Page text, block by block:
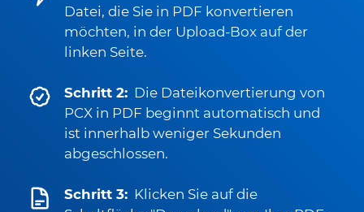
Datei, die Sie in PDF konvertieren
möchten, in der Upload-Box auf der
linken Seite.
Schritt 2: Die Dateikonvertierung von
PCX in PDF beginnt automatisch und
ist innerhalb weniger Sekunden
abgeschlossen.
Schritt 3: Klicken Sie auf die